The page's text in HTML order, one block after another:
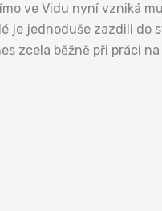
ve Vidu nyní vzniká
je jednoduše zazdili do
zcela běžně při práci